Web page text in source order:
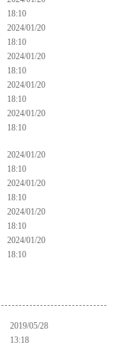
18:10
2024/01/20
18:10
2024/01/20
18:10
2024/01/20
18:10
2024/01/20
18:10
2024/01/20
18:10
2024/01/20
18:10
2024/01/20
18:10
2024/01/20
18:10
2019/05/28
13:18